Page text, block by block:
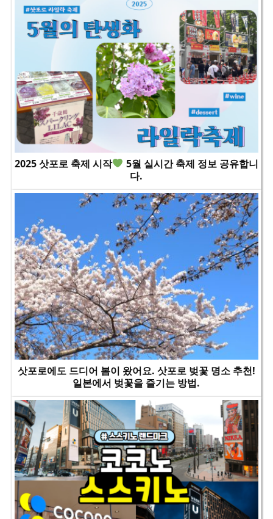
2025 삿포로 축제 시작
5월 실시간 축제 정보 공유합니
다.
삿포로에도 드디어 봄이 왔어요. 삿포로 벚꽃 명소 추천!
일본에서 벚꽃을 즐기는 방법.